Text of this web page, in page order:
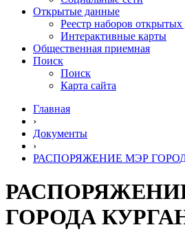
Открытые данные
Реестр наборов
Интерактивные карты
Общественная приемная
Поиск
Поиск
Карта сайта
Главная
›
Документы
›
РАСПОРЯЖЕНИЕ МЭР
ГОРОДА